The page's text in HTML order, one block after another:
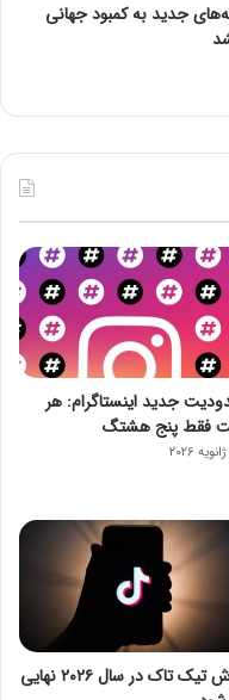
جدید به کمبود جهانی
جدید اینستاگرام: هر
فقط پنج هشتگ
فروش تیک تاک در سال ۲۰۲۶ نهایی